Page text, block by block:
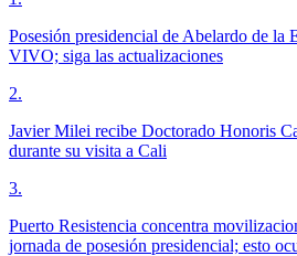
Posesión presidencial de Abelardo de la
VIVO; siga las actualizaciones
2.
Javier Milei recibe Doctorado Honoris
durante su visita a Cali
3.
Puerto Resistencia concentra
jornada de posesión presidencial; esto